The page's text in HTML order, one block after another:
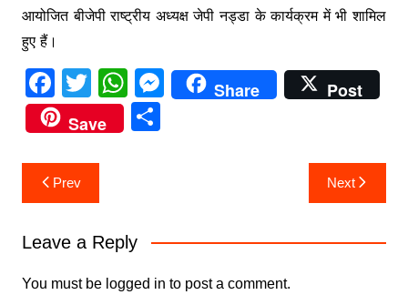
आयोजित बीजेपी राष्ट्रीय अध्यक्ष जेपी नड्डा के कार्यक्रम में भी शामिल
हुए हैं।
F
a
c
e
b
o
k
T
w
itt
er
W
h
at
p
p
M
e
er
Share
Post
Save
S
Post
navigation
Prev Next
Leave a Reply
You must be logged in to post a comment.